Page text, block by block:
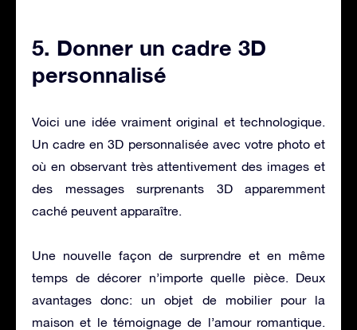
5. Donner un cadre 3D
personnalisé
Voici une idée vraiment original et technologique.
Un cadre en 3D personnalisée avec votre photo et
où en observant très attentivement des images et
des messages surprenants 3D apparemment
caché peuvent apparaître.
Une nouvelle façon de surprendre et en même
temps de décorer n’importe quelle pièce. Deux
avantages donc: un objet de mobilier pour la
maison et le témoignage de l’amour romantique.